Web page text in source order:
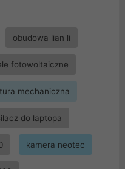
obudowa lian li
fotowoltaiczne
mechaniczna
do laptopa
kamera neotec